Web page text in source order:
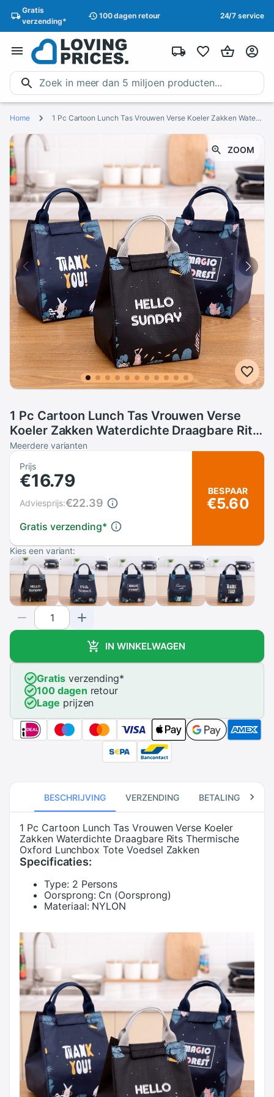
Gratis
verzending*
100 dagen retour 24/7 service
Home 1 Pc Cartoon Lunch Tas Vrouwen Verse Koeler Zakken Waterdichte Draagbare Rits Thermische Oxford Lunchbox Tote Voedsel Zakken
ZOOM
1 Pc Cartoon Lunch Tas Vrouwen Verse
Koeler Zakken Waterdichte Draagbare Rits
Thermische Oxford Lunchbox Tote
Voedsel Zakken
Meerdere varianten
Prijs
€16.79
Gratis verzending*
Adviesprijs:€22.39
BESPAAR
€5.60
Kies een variant:
IN WINKELWAGEN
Gratisverzending*
100 dagen retour
Lage prijzen
BESCHRIJVING VERZENDING BETALING
1 Pc Cartoon Lunch Tas Vrouwen Verse Koeler
Zakken Waterdichte Draagbare Rits Thermische
Oxford Lunchbox Tote Voedsel Zakken
Specificaties:
Type: 2 Persons
Oorsprong: Cn (Oorsprong)
Materiaal: NYLON